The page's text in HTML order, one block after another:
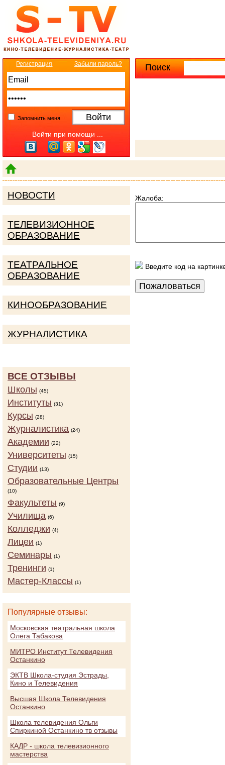
Поиск
Регистрация Забыли пароль?
Запомнить меня
Войти при помощи ...
Жалоба:
Введите код на
НОВОСТИ
ТЕЛЕВИЗИОННОЕ
ОБРАЗОВАНИЕ
ТЕАТРАЛЬНОЕ
ОБРАЗОВАНИЕ
КИНООБРАЗОВАНИЕ
ЖУРНАЛИСТИКА
ВСЕ ОТЗЫВЫ
Школы (45)
Институты (31)
Курсы (28)
Журналистика (24)
Академии (22)
Университеты (15)
Студии (13)
Образовательные Центры
(10)
Факультеты (9)
Училища (6)
Колледжи (4)
Лицеи (1)
Семинары (1)
Тренинги (1)
Мастер-Классы (1)
Популярные отзывы:
Московская театральная школа
Олега Табакова
МИТРО Институт Телевидения
Останкино
ЭКТВ Школа-студия Эстрады,
Кино и Телевидения
Высшая Школа Телевидения
Останкино
Школа телевидения Ольги
Спиркиной Останкино тв отзывы
КАДР - школа телевизионного
мастерства